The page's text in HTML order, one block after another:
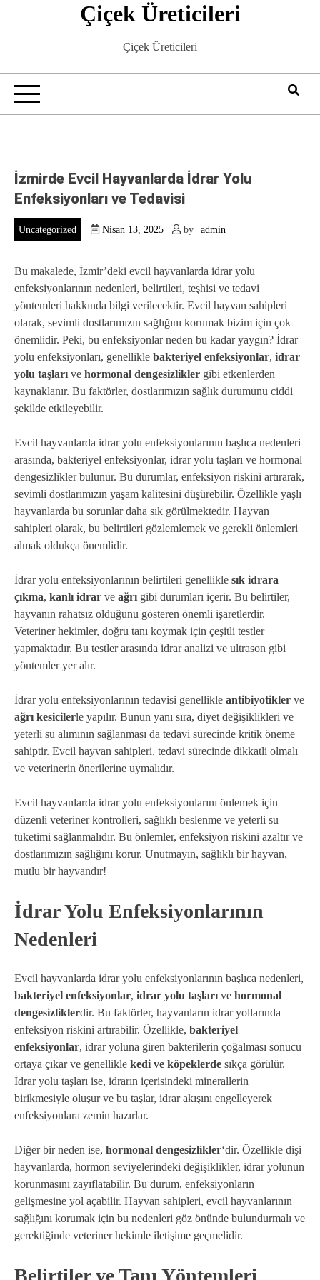
Çiçek Üreticileri
Çiçek Üreticileri
İzmirde Evcil Hayvanlarda İdrar Yolu
Enfeksiyonları ve Tedavisi
Uncategorized Nisan 13, 2025 by admin
Bu makalede, İzmir’deki evcil hayvanlarda idrar yolu
enfeksiyonlarının nedenleri, belirtileri, teşhisi ve tedavi
yöntemleri hakkında bilgi verilecektir. Evcil hayvan sahipleri
olarak, sevimli dostlarımızın sağlığını korumak bizim için çok
önemlidir. Peki, bu enfeksiyonlar neden bu kadar yaygın? İdrar
yolu enfeksiyonları, genellikle bakteriyel enfeksiyonlar, idrar
yolu taşları ve hormonal dengesizlikler gibi etkenlerden
kaynaklanır. Bu faktörler, dostlarımızın sağlık durumunu ciddi
şekilde etkileyebilir.
Evcil hayvanlarda idrar yolu enfeksiyonlarının başlıca nedenleri
arasında, bakteriyel enfeksiyonlar, idrar yolu taşları ve hormonal
dengesizlikler bulunur. Bu durumlar, enfeksiyon riskini artırarak,
sevimli dostlarımızın yaşam kalitesini düşürebilir. Özellikle yaşlı
hayvanlarda bu sorunlar daha sık görülmektedir. Hayvan
sahipleri olarak, bu belirtileri gözlemlemek ve gerekli önlemleri
almak oldukça önemlidir.
İdrar yolu enfeksiyonlarının belirtileri genellikle sık idrara
çıkma, kanlı idrar ve ağrı gibi durumları içerir. Bu belirtiler,
hayvanın rahatsız olduğunu gösteren önemli işaretlerdir.
Veteriner hekimler, doğru tanı koymak için çeşitli testler
yapmaktadır. Bu testler arasında idrar analizi ve ultrason gibi
yöntemler yer alır.
İdrar yolu enfeksiyonlarının tedavisi genellikle antibiyotikler ve
ağrı kesicilerle yapılır. Bunun yanı sıra, diyet değişiklikleri ve
yeterli su alımının sağlanması da tedavi sürecinde kritik öneme
sahiptir. Evcil hayvan sahipleri, tedavi sürecinde dikkatli olmalı
ve veterinerin önerilerine uymalıdır.
Evcil hayvanlarda idrar yolu enfeksiyonlarını önlemek için
düzenli veteriner kontrolleri, sağlıklı beslenme ve yeterli su
tüketimi sağlanmalıdır. Bu önlemler, enfeksiyon riskini azaltır ve
dostlarımızın sağlığını korur. Unutmayın, sağlıklı bir hayvan,
mutlu bir hayvandır!
İdrar Yolu Enfeksiyonlarının
Nedenleri
Evcil hayvanlarda idrar yolu enfeksiyonlarının başlıca nedenleri,
bakteriyel enfeksiyonlar, idrar yolu taşları ve hormonal
dengesizliklerdir. Bu faktörler, hayvanların idrar yollarında
enfeksiyon riskini artırabilir. Özellikle, bakteriyel
enfeksiyonlar, idrar yoluna giren bakterilerin çoğalması sonucu
ortaya çıkar ve genellikle kedi ve köpeklerde sıkça görülür.
İdrar yolu taşları ise, idrarın içerisindeki minerallerin
birikmesiyle oluşur ve bu taşlar, idrar akışını engelleyerek
enfeksiyonlara zemin hazırlar.
Diğer bir neden ise, hormonal dengesizlikler‘dir. Özellikle dişi
hayvanlarda, hormon seviyelerindeki değişiklikler, idrar yolunun
korunmasını zayıflatabilir. Bu durum, enfeksiyonların
gelişmesine yol açabilir. Hayvan sahipleri, evcil hayvanlarının
sağlığını korumak için bu nedenleri göz önünde bulundurmalı ve
gerektiğinde veteriner hekimle iletişime geçmelidir.